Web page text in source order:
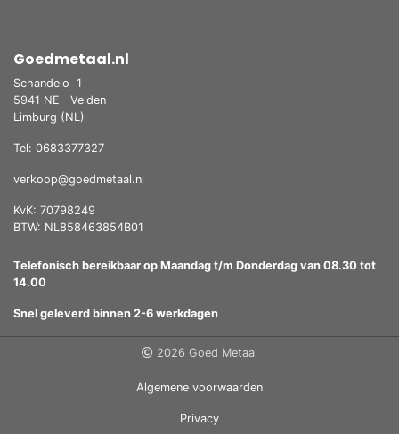
Goedmetaal.nl
Schandelo 1
5941 NE
Velden
Limburg (NL)
Tel: 0683377327
verkoop@goedmetaal.nl
KvK: 70798249
BTW: NL858463854B01
Telefonisch bereikbaar op Maandag t/m Donderdag van 08.30 tot
14.00
Snel geleverd binnen 2-6 werkdagen
2026 Goed Metaal
Algemene voorwaarden
Privacy